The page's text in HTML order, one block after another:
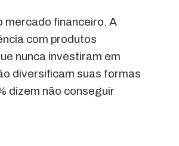
mercado financeiro. A
com produtos
nunca investiram em
diversificam suas formas
dizem não conseguir